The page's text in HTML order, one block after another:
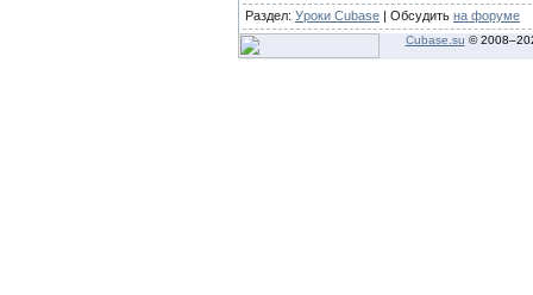
Раздел: Уроки Cubase | Обсудить на форуме
Cubase.su © 2008–